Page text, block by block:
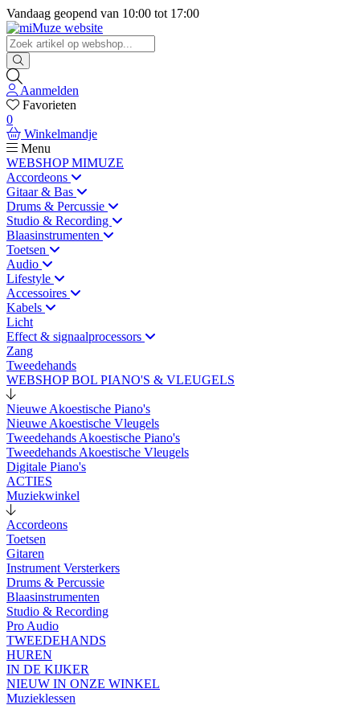
Vandaag geopend van 10:00 tot 17:00
Aanmelden
Favorieten
0
Winkelmandje
Menu
WEBSHOP MIMUZE
Accordeons
Gitaar & Bas
Drums & Percussie
Studio & Recording
Blaasinstrumenten
Toetsen
Audio
Lifestyle
Accessoires
Kabels
Licht
Effect & signaalprocessors
Zang
Tweedehands
WEBSHOP BOL PIANO'S & VLEUGELS
Nieuwe Akoestische Piano's
Nieuwe Akoestische Vleugels
Tweedehands Akoestische Piano's
Tweedehands Akoestische Vleugels
Digitale Piano's
ACTIES
Muziekwinkel
Accordeons
Toetsen
Gitaren
Instrument Versterkers
Drums & Percussie
Blaasinstrumenten
Studio & Recording
Pro Audio
TWEEDEHANDS
HUREN
IN DE KIJKER
NIEUW IN ONZE WINKEL
Muzieklessen